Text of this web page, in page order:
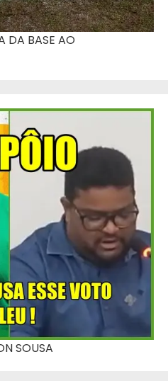
DA BASE AO
SOUSA